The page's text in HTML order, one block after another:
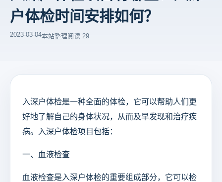
户体检时间安排如何？
2023-03-04本站整理阅读 29
入深户体检是一种全面的体检，它可以帮助人们更
好地了解自己的身体状况，从而及早发现和治疗疾
病。入深户体检项目包括：
一、血液检查
血液检查是入深户体检的重要组成部分，它可以检